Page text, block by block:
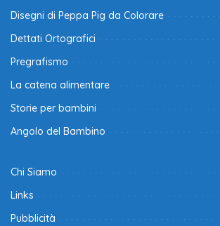
Disegni di Peppa Pig da Colorare
Dettati Ortografici
Pregrafismo
La catena alimentare
Storie per bambini
Angolo del Bambino
Chi Siamo
Links
Pubblicità